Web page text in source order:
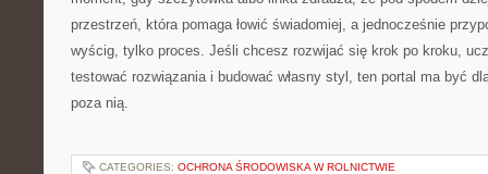
przestrzeń, która pomaga łowić świadomiej, a jednocześnie
wyścig, tylko proces. Jeśli chcesz rozwijać się krok po kroku,
testować rozwiązania i budować własny styl, ten portal ma być
poza nią.
CATEGORIES: OCHRONA ŚRODOWISKA W ROLNICTWIE